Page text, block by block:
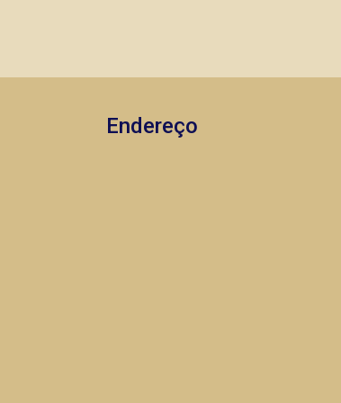
cidade de Ribeirão Preto.
Endereço